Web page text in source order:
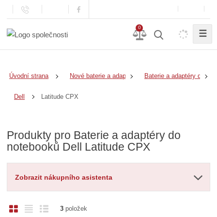
0
☰
Úvodní strana Nové baterie a adaptéry Baterie a adaptéry do
Dell Latitude CPX
Produkty pro Baterie a adaptéry do
notebooků Dell Latitude CPX
Zobrazit nákupního asistenta
O
Ř
3položek